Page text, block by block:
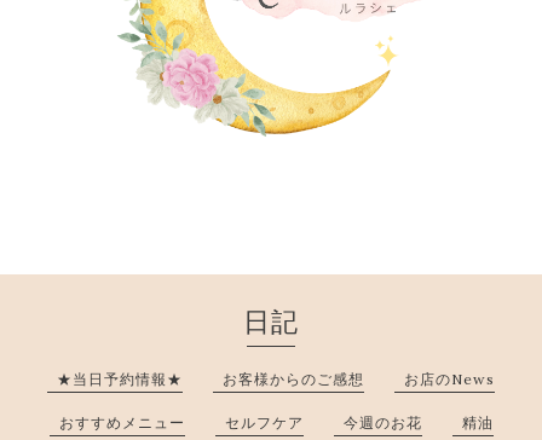
日記
★当日予約情報★ お客様からのご感想 お店のNews
おすすめメニュー セルフケア 今週のお花 精油